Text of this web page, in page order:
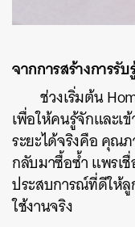
จากการสร้างการรั
ช่วงเริ่มต้น
เพื่อให้คนรู้จักและ
ระยะได้จริงคือ คุณ
กลับมาซื้อซ้ำ แพรเ
ประสบการณ์ที่ดีให้ลู
ใช้งานจริง